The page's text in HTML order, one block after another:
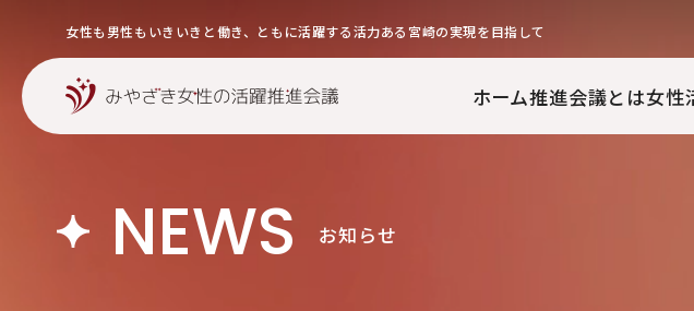
女性も男性もいきいきと働き、ともに活躍する活力ある宮崎の実現を目指して
ホーム推進会議とは女性
NEWS お知らせ